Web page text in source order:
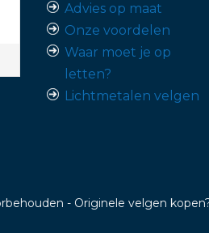
Advies op maat
Onze voordelen
Waar moet je op
letten?
Lichtmetalen velgen
- Originele velgen